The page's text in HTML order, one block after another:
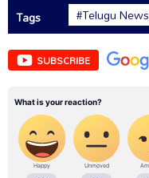
Tags #Telugu News
SUBSCRIBE